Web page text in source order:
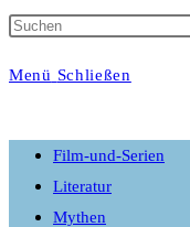
Suche
Menü Schließen
Film-und-Serien
Literatur
Mythen